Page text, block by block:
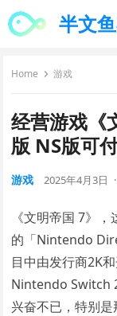
半文
Home 游戏
经营游戏《
版 NS版可
游戏 2025年4月3日 ·
《文明帝国 7》
的「Nintendo
目中由发行商2K
Nintendo Switch
兴奋不已，特别